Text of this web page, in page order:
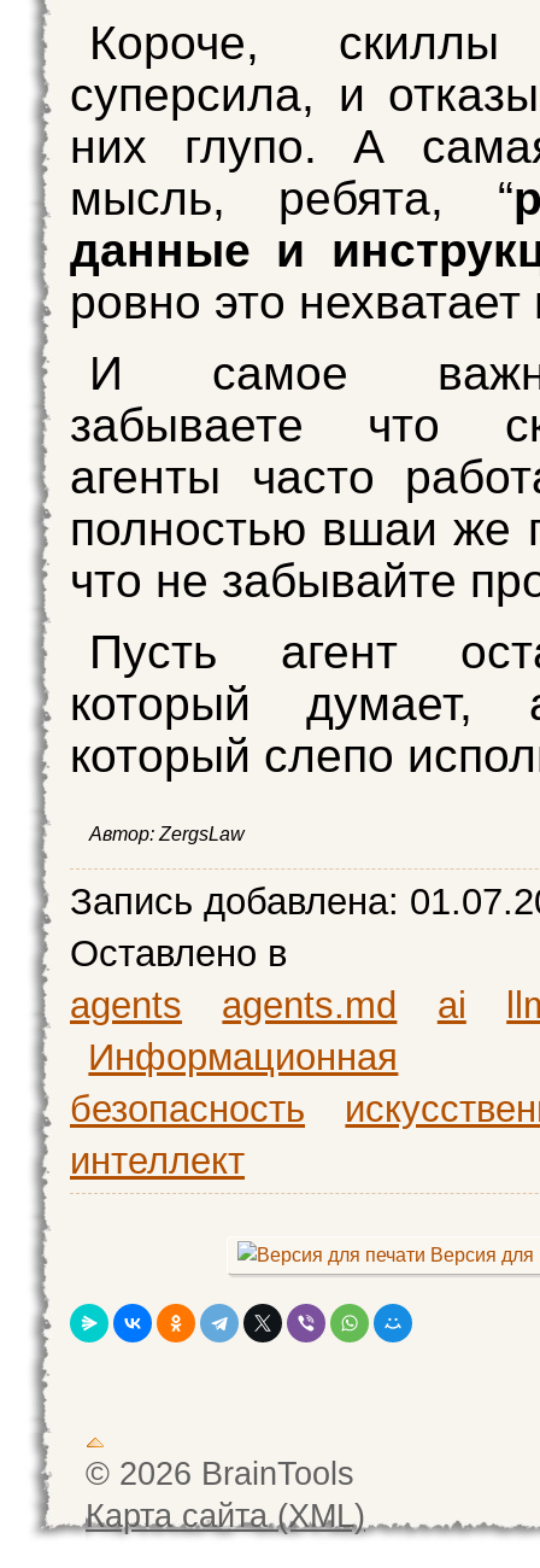
Короче,
суперсила, и
них глупо. А
мысль, ребята, “
данные и
ровно это
И самое
забываете что
агенты часто
полностью вшаи же
что не забывайте
Пусть агент
который
который слепо
Автор: ZergsLaw
Запись добавлена:
Оставлено в
agents
agents.md ai
Информационная
безопасность
интеллект
Версия для
© 2026 BrainTools
Карта сайта (XML)